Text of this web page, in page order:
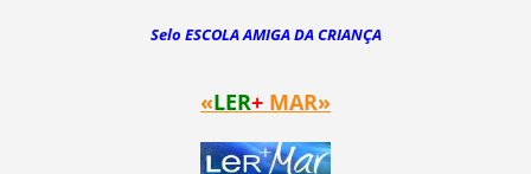
Selo ESCOLA AMIGA DA CRIANÇA
«LER+ MAR»